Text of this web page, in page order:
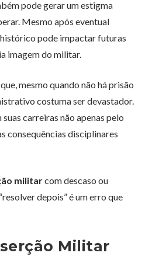
pode gerar um estigma
Mesmo após eventual
pode impactar futuras
imagem do militar.
mesmo quando não há prisão
costuma ser devastador.
carreiras não apenas pelo
consequências disciplinares
militarcom descaso ou
depois” é um erro que
Militar